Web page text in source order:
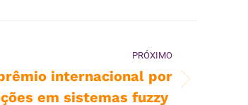
PRÓXIMO
internacional por
em sistemas fuzzy